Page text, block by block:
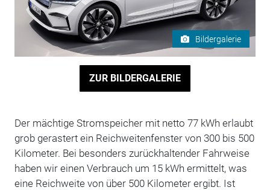
Bildergalerie
ZUR BILDERGALERIE
Der mächtige Stromspeicher mit netto 77 kWh erlaubt
grob gerastert ein Reichweitenfenster von 300 bis 500
Kilometer. Bei besonders zurückhaltender Fahrweise
haben wir einen Verbrauch um 15 kWh ermittelt, was
eine Reichweite von über 500 Kilometer ergibt. Ist